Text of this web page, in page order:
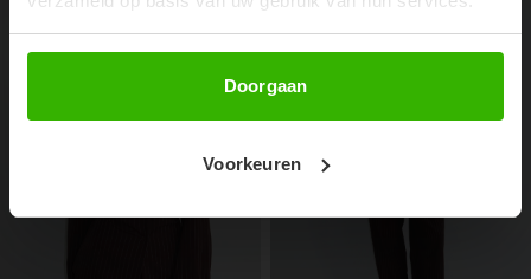
Doorgaan
Voorkeuren